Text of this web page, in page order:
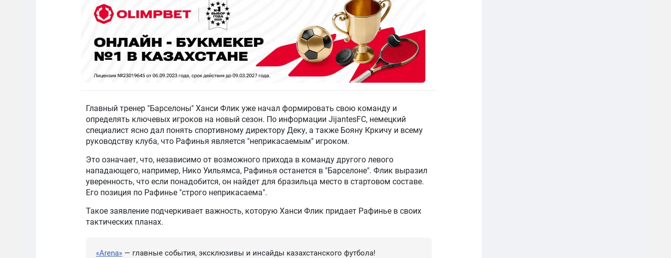
Главный тренер "Барселоны" Ханси Флик уже начал формировать свою команду и
определять ключевых игроков на новый сезон. По информации JijantesFC, немецкий
специалист ясно дал понять спортивному директору Деку, а также Бояну Кркичу и всему
руководству клуба, что Рафинья является "неприкасаемым" игроком.
Это означает, что, независимо от возможного прихода в команду другого левого
нападающего, например, Нико Уильямса, Рафинья останется в "Барселоне". Флик выразил
уверенность, что если понадобится, он найдет для бразильца место в стартовом составе.
Его позиция по Рафинье "строго неприкасаема".
Такое заявление подчеркивает важность, которую Ханси Флик придает Рафинье в своих
тактических планах.
«Arena» — главные события, эксклюзивы и инсайды казахстанского футбола!